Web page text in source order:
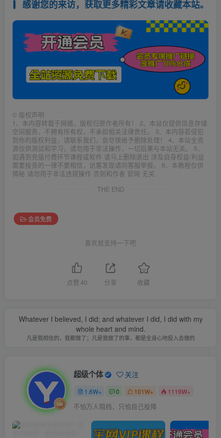
感谢您的来访，获取更多精彩文章请收藏本站。
© 版权声明
1、本内容转载于网络，版权归原作者所有！ 2、本站仅提供信息存储
空间服务，不拥有所有权，不承担相关法律责任。 3、本内容若侵犯
到你的版权利益，请联系我们，会尽快给予删除处理！ 4、本站全资
源仅供测试和学习，请勿用于非法操作，一切后果与本站无关。 5、
如遇到充值付费环节课程或软件 请马上删除退出 涉及自身权益/利益
需要投资的一律不要相信，访客发现请向客服举报。 6、本教程仅供
揭秘 请勿用于非法违规操作 否则和作者 官网 无关
THE END
会员免费
喜欢就支持一下吧
点赞40 分享 收藏
Whatever I believed, I did; and whatever I did, I did with my
whole heart and mind.
凡是我相信的，我都做了；凡是我做了的事，都是全身心地投入去做的
超级个体 关注
1.6W+ 0 101W+ 1119W+
不怕万人阻挡，只怕自己投降